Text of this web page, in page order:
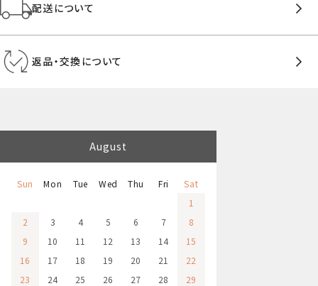
配送について
返品・交換について
August
Sun Mon Tue Wed Thu Fri
Sat
1
2
3 4 5 6 7
8
9
10 11 12 13 14
15
16
17 18 19 20 21
22
23
24 25 26 27 28
29